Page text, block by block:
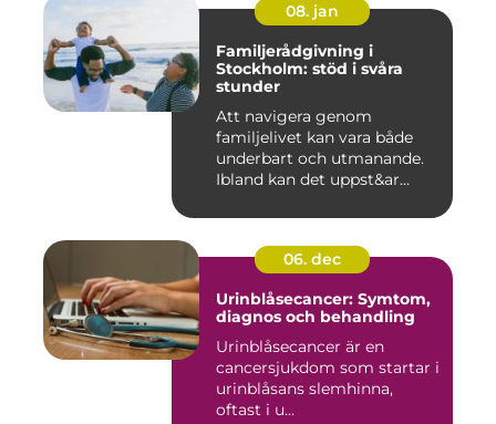
08. jan
Familjerådgivning i
Stockholm: stöd i svåra
stunder
Att navigera genom
familjelivet kan vara både
underbart och utmanande.
Ibland kan det uppst&ar...
06. dec
Urinblåsecancer: Symtom,
diagnos och behandling
Urinblåsecancer är en
cancersjukdom som startar i
urinblåsans slemhinna,
oftast i u...